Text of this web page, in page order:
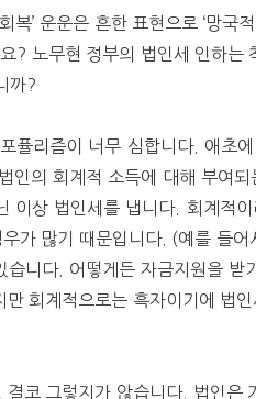
복’ 운운은 흔한 표현으로 ‘망국
? 노무현 정부의 법인세 인하는
까?
퓰리즘이 너무 심합니다. 애초
인의 회계적 소득에 대해 부여
이상 법인세를 냅니다. 회계적
가 많기 때문입니다. (예를 들어
습니다. 어떻게든 자금지원을 받
만 회계적으로는 흑자이기에 법
코 그렇지가 않습니다. 법인은